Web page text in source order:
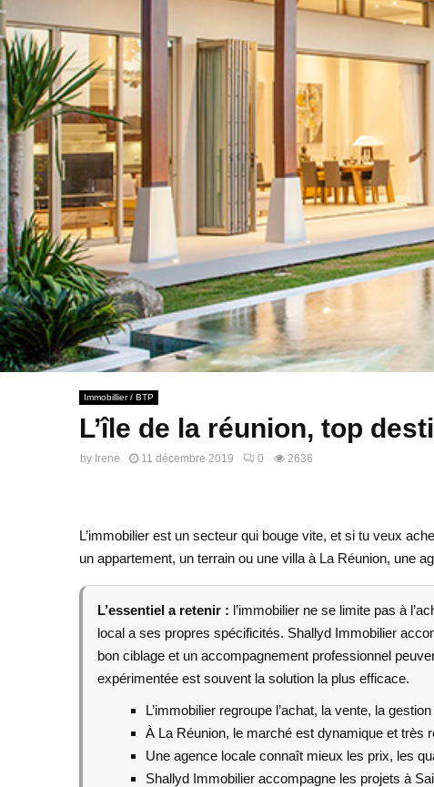
Immobillier / BTP
L’île de la réunion, top
by Irene 11 décembre 2019 0 2636
L’immobilier est un secteur qui bouge vite, et si tu veux
un appartement, un terrain ou une villa à La Réunion, une
L’essentiel a retenir : l’immobilier ne se limite pas à
local a ses propres spécificités. Shallyd Immobilier
bon ciblage et un accompagnement professionnel
expérimentée est souvent la solution la plus efficace.
L’immobilier regroupe l’achat, la vente, la
À La Réunion, le marché est dynamique et très
Une agence locale connaît mieux les prix, les
Shallyd Immobilier accompagne les projets à